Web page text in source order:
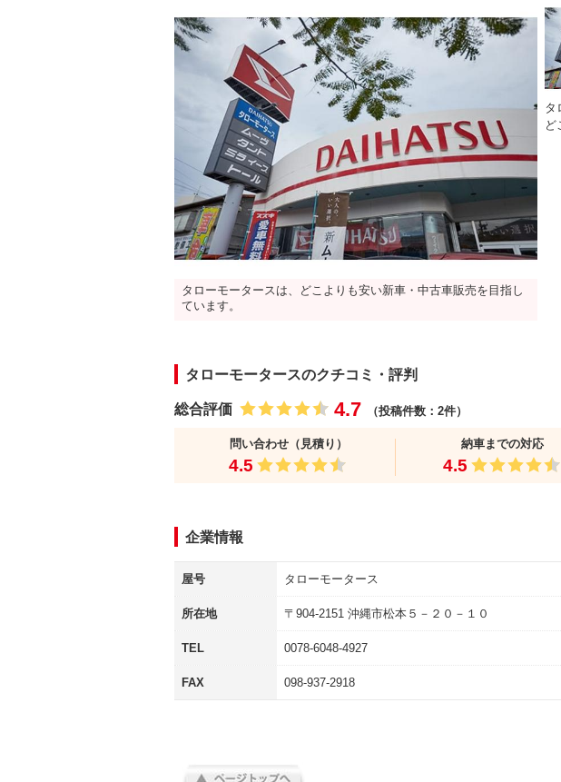
タローモータースは、どこよりも安い新車・中古車販売を目指し
ています。
タ
ど
タローモータースのクチコミ・評判
総合評価 4.7 （投稿件数：2件）
問い合わせ（見積り）
4.5
納車までの対応
4.5
企業情報
屋号 タローモータース
所在地 〒 904-2151 沖縄市松本５－２０－１０
TEL 0078-6048-4927
FAX 098-937-2918